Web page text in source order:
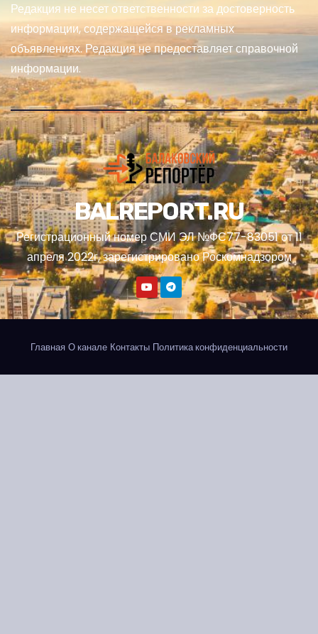
Редакция не несет ответственности за достоверность
информации, содержащейся в рекламных
объявлениях. Редакция не предоставляет справочной
информации.
BALREPORT.RU
Регистрационный номер СМИ ЭЛ №ФС77-83051 от 11
апреля 2022г, зарегистрировано Роскомнадзором
Главная О канале Контакты Политика конфиденциальности